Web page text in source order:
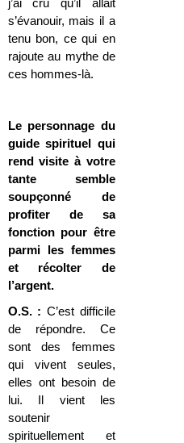
j’ai cru qu’il allait
s’évanouir, mais il a
tenu bon, ce qui en
rajoute au mythe de
ces hommes-là.
Le personnage du
guide spirituel qui
rend visite à votre
tante semble
soupçonné de
profiter de sa
fonction pour être
parmi les femmes
et récolter de
l’argent.
O.S. : C’est difficile
de répondre. Ce
sont des femmes
qui vivent seules,
elles ont besoin de
lui. Il vient les
soutenir
spirituellement et